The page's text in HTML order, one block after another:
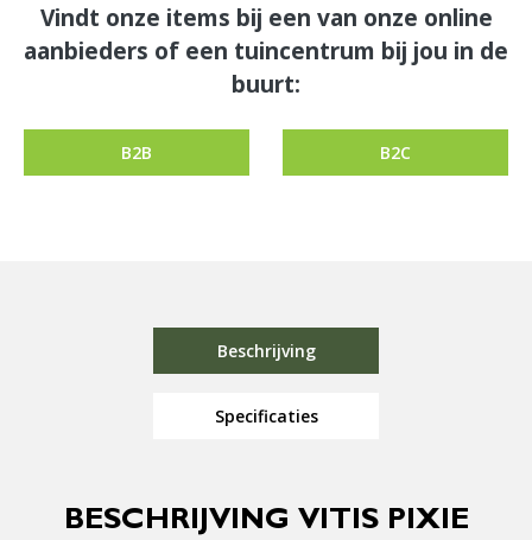
Vindt onze items bij een van onze online
aanbieders of een tuincentrum bij jou in de
buurt:
B2B B2C
Beschrijving
Specificaties
BESCHRIJVING VITIS PIXIE